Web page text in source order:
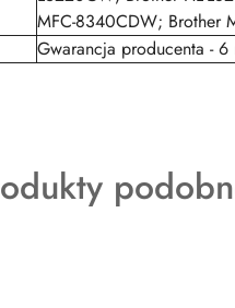
MFC-8340CDW; Brother
Gwarancja producenta - 6